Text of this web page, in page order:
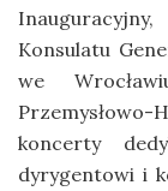
Konsulatu
we
koncerty
dyrygentowi i